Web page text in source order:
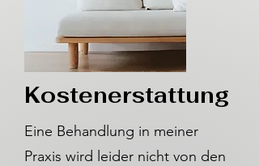
Kostenerstattung
Eine Behandlung in meiner
Praxis wird leider nicht von den